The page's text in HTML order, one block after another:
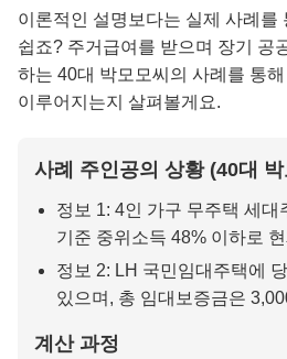
이론적인 설명보다는 실제 사례를
쉽죠? 주거급여를 받으며 장기 공
하는 40대 박모모씨의 사례를 통
이루어지는지 살펴볼게요.
사례 주인공의 상황 (40대
정보 1: 4인 가구 무주택 세대
기준 중위소득 48% 이하로
정보 2: LH 국민임대주택에
있으며, 총 임대보증금은
계산 과정